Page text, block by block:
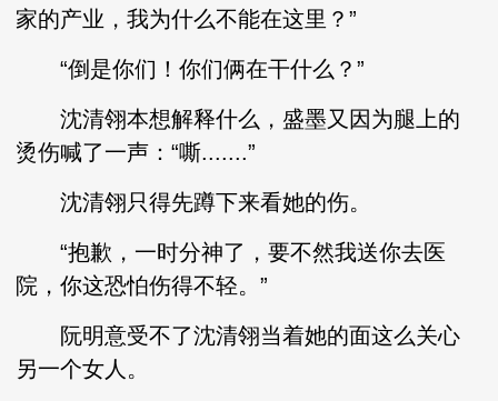
家的产业，我为什么不能在这里？”
“倒是你们！你们俩在干什么？”
沈清翎本想解释什么，盛墨又因为腿上的
烫伤喊了一声：“嘶.......”
沈清翎只得先蹲下来看她的伤。
“抱歉，一时分神了，要不然我送你去医
院，你这恐怕伤得不轻。”
阮明意受不了沈清翎当着她的面这么关心
另一个女人。